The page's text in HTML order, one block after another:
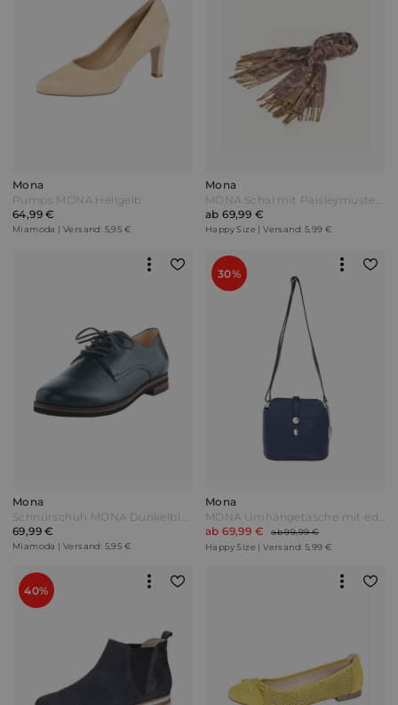
Mona
Pumps MONA Hellgelb
64,99 €
Miamoda | Versand: 5,95 €
Mona
MONA Schal mit Paisleymuster Lila/Gold Bunt
ab 69,99 €
Happy Size | Versand: 5,99 €
Mona
Schnürschuh MONA Dunkelblau
69,99 €
Miamoda | Versand: 5,95 €
30%
Mona
MONA Umhängetasche mit edlem Verschluss Marineblau
ab 69,99 €
ab 99,99 €
Happy Size | Versand: 5,99 €
40%